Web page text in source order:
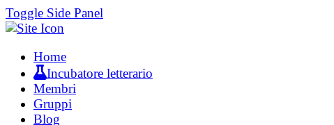
Toggle Side Panel
Home
Incubatore letterario
Membri
Gruppi
Blog